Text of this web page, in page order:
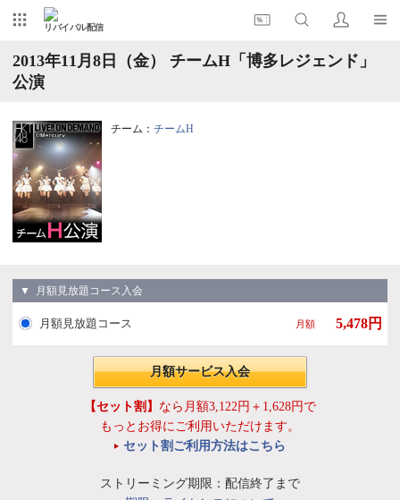
リバイバル配信
2013年11月8日（金） チームH「博多レジェンド」
公演
チーム： チームH
▼ 月額見放題コース入会
月額見放題コース 月額 5,478円
月額サービス入会
【セット割】 なら月額3,122円＋1,628円で
もっとお得にご利用いただけます。
セット割ご利用方法はこちら
ストリーミング期限：配信終了まで